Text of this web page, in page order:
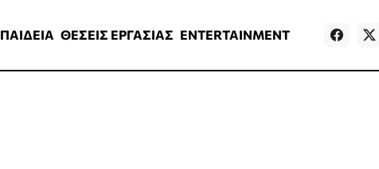
ΠΑΙΔΕΙΑ ΘΕΣΕΙΣ ΕΡΓΑΣΙΑΣ ENTERTAINMENT Games